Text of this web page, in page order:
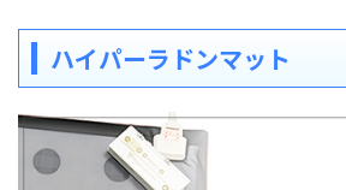
ハイパーラドンマット